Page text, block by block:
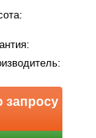
запросу